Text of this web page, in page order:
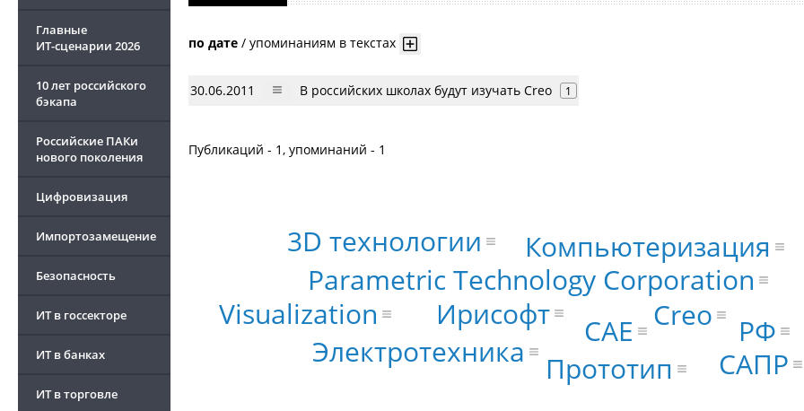
Главные
ИТ-сценарии 2026
10 лет российского
бэкапа
Российские ПАКи
нового поколения
Цифровизация
Импортозамещение
Безопасность
ИТ в госсекторе
ИТ в банках
ИТ в торговле
по дате / упоминаниям в текстах
30.06.2011 В российских школах будут изучать Creo 1
Публикаций - 1, упоминаний - 1
Ирисофт
Parametric Technology Corporation
CAE
Электротехника
Visualization
Прототип
САПР
Компьютеризация
3D технологии
Creo
РФ